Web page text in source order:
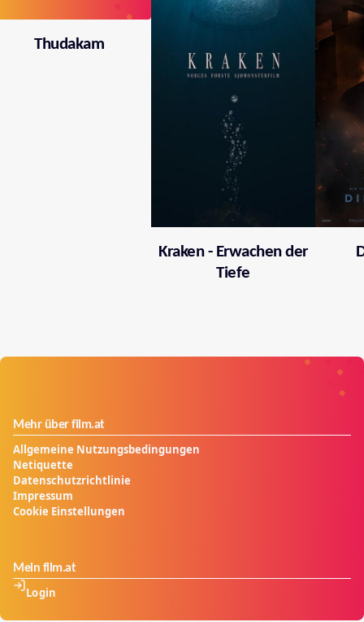
Thudakam
Kraken - Erwachen der
Tiefe
Mehr über film.at
Allgemeine Nutzungsbedingungen
Netiquette
Datenschutzrichtlinie
Impressum
Cookie Einstellungen
Mein film.at
Login